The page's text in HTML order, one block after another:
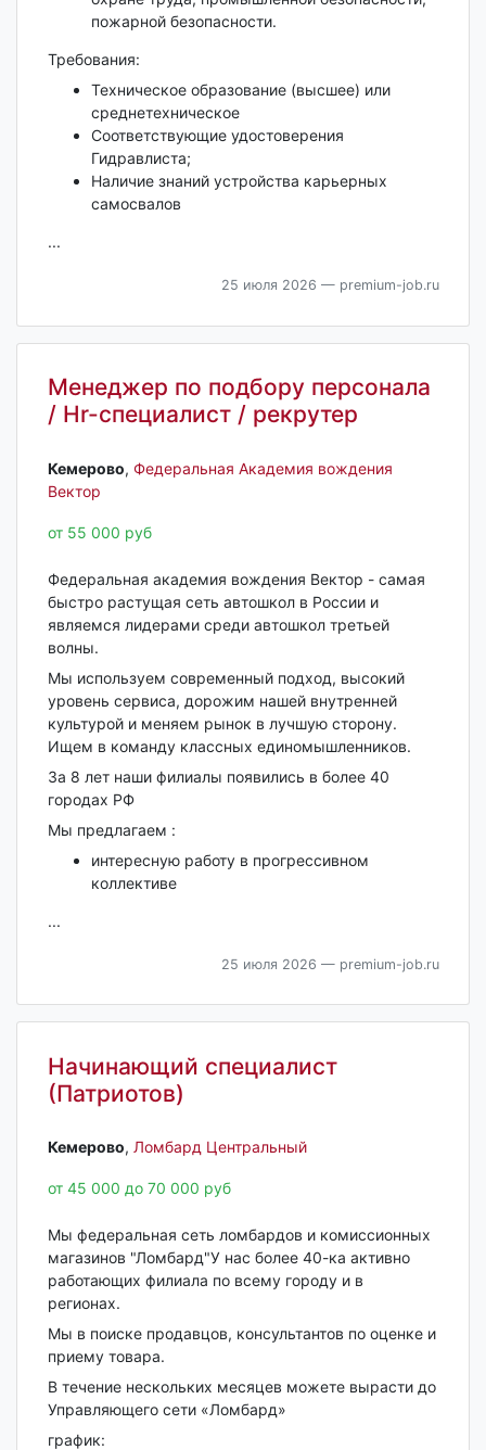
пожарной безопасности.
Требования:
Техническое образование (высшее) или
среднетехническое
Соответствующие удостоверения
Гидравлиста;
Наличие знаний устройства карьерных
самосвалов
...
25 июля 2026 — premium-job.ru
Менеджер по подбору персонала
/ Hr-специалист / рекрутер
Кемерово‎, Федеральная Академия вождения
Вектор
от 55 000 руб
Федеральная академия вождения Вектор - самая
быстро растущая сеть автошкол в России и
являемся лидерами среди автошкол третьей
волны.
Мы используем современный подход, высокий
уровень сервиса, дорожим нашей внутренней
культурой и меняем рынок в лучшую сторону.
Ищем в команду классных единомышленников.
За 8 лет наши филиалы появились в более 40
городах РФ
Мы предлагаем :
интересную работу в прогрессивном
коллективе
...
25 июля 2026 — premium-job.ru
Начинающий специалист
(Патриотов)
Кемерово‎, Ломбард Центральный
от 45 000 до 70 000 руб
Мы федеральная сеть ломбардов и комиссионных
магазинов "Ломбард"У нас более 40-ка активно
работающих филиала по всему городу и в
регионах.
Мы в поиске продавцов, консультантов по оценке и
приему товара.
В течение нескольких месяцев можете вырасти до
Управляющего сети «Ломбард»
график: